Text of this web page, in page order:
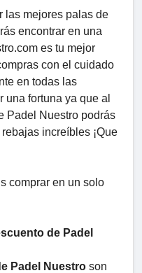
las mejores palas de
encontrar en una
es tu mejor
con el cuidado
en todas las
fortuna ya que al
Padel Nuestro podrás
increíbles ¡Que
comprar en un solo
de Padel
Padel Nuestro son